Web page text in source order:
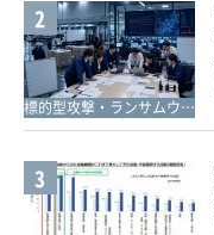
2
標的型攻撃・ランサムウェア対策
3